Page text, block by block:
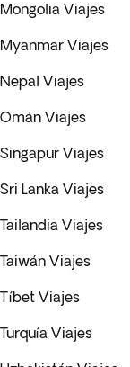
Mongolia Viajes
Myanmar Viajes
Nepal Viajes
Omán Viajes
Singapur Viajes
Sri Lanka Viajes
Tailandia Viajes
Taiwán Viajes
Tíbet Viajes
Turquía Viajes